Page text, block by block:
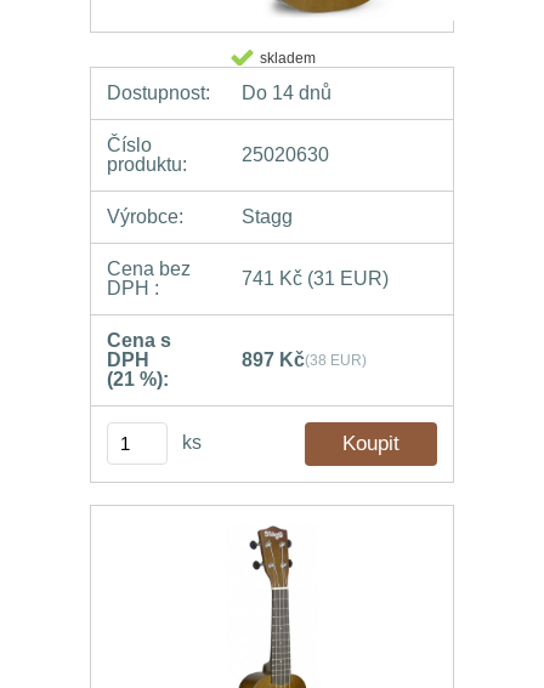
skladem
Dostupnost: Do 14 dnů
Číslo
produktu:
25020630
Výrobce: Stagg
Cena bez
DPH :
741 Kč (31 EUR)
Cena s
DPH
(21 %):
897 Kč(38 EUR)
ks